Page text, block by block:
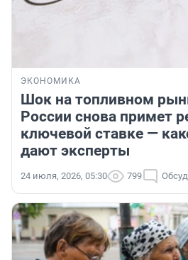
ЭКОНОМИКА
Шок на топливном
России снова примет
ключевой ставке —
дают эксперты
24 июля, 2026, 05:30 799